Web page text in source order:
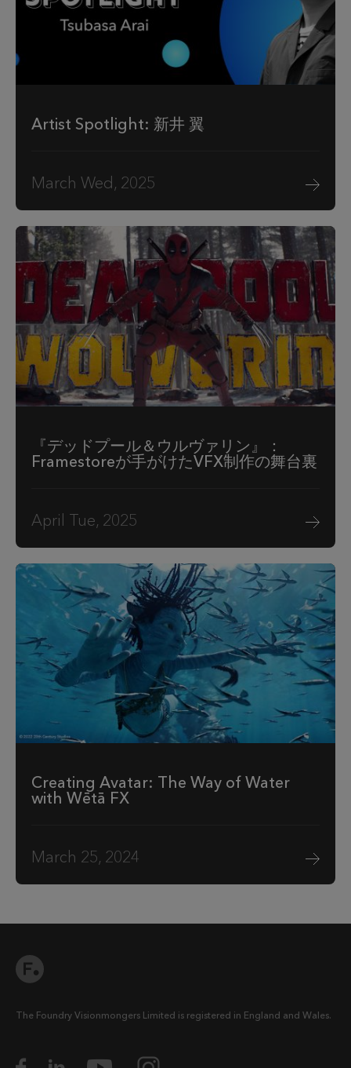
Artist Spotlight: 新井 翼
March Wed, 2025
『デッドプール＆ウルヴァリン』：
Framestoreが手がけたVFX制作の舞台裏
April Tue, 2025
Creating Avatar: The Way of Water
with Wētā FX
March 25, 2024
The Foundry Visionmongers Limited is registered in England and Wales.